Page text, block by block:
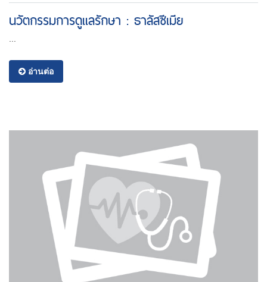
นวัตกรรมการดูแลรักษา : ธาลัสซีเมีย
อ่านต่อ